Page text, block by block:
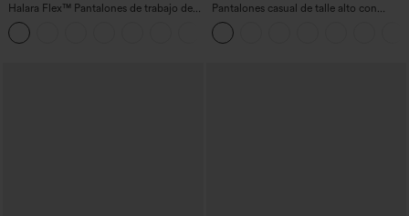
Halara Flex™ Pantalones de trabajo de
talle alto, moldeadores del cuerpo, que
estilizan la cintura, con bolsillos, de
pierna ancha en micro‑waffle
Pantalones casual de talle alto con
cordón, pernera ancha, en mezcla de
lino y con bolsillos